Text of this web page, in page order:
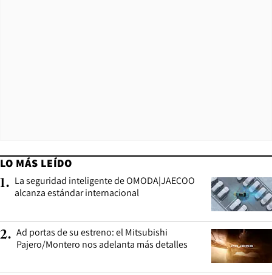
LO MÁS LEÍDO
1. La seguridad inteligente de OMODA|JAECOO
alcanza estándar internacional
2. Ad portas de su estreno: el Mitsubishi
Pajero/Montero nos adelanta más detalles